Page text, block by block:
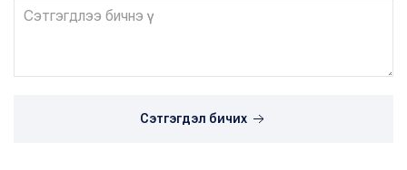
Сэтгэгдэл бичих